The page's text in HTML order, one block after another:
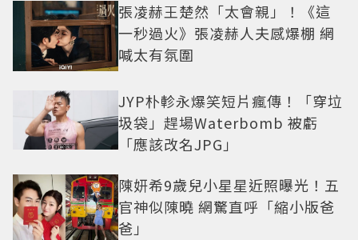
張凌赫王楚然「太會親」！《這
一秒過火》張凌赫人夫感爆棚 網
喊太有氛圍
JYP朴軫永爆笑短片瘋傳！「穿垃
圾袋」趕場Waterbomb 被虧
「應該改名JPG」
陳妍希9歲兒小星星近照曝光！五
官神似陳曉 網驚直呼「縮小版爸
爸」